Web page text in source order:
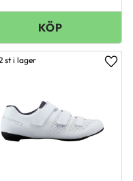
i favoriter
st i lager